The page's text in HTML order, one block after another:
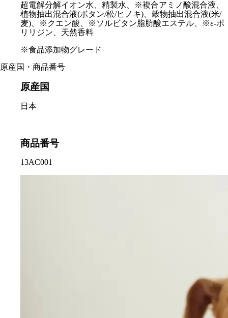
超電解分解イオン水、精製水、※複合アミノ酸混合液、
植物抽出混合液(ボタン/松/ヒノキ)、穀物抽出混合液(米/
麦)、※クエン酸、※ソルビタン脂肪酸エステル、※ε-ポ
リリジン、天然香料
※食品添加物グレード
原産国・商品番号
原産国
日本
商品番号
13AC001